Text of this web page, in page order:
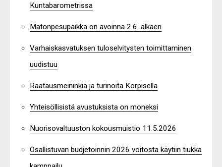
Kuntabarometrissa
Matonpesupaikka on avoinna 2.6. alkaen
Varhaiskasvatuksen tuloselvitysten toimittaminen
uudistuu
Raatausmeininkiä ja turinoita Korpisella
Yhteisöllisistä avustuksista on moneksi
Nuorisovaltuuston kokousmuistio 11.5.2026
Osallistuvan budjetoinnin 2026 voitosta käytiin tiukka